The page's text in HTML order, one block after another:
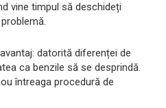
vine timpul să deschideți
datorită diferenței de
ca benzile să se desprindă.
întreaga procedură de